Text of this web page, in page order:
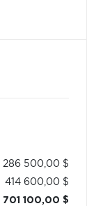
286 500,00 $
414 600,00 $
701 100,00 $